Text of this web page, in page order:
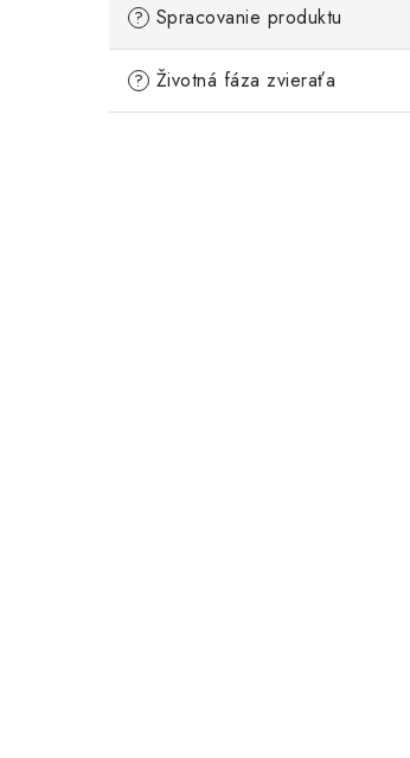
? Spracovanie produktu
? Životná fáza zvieraťa